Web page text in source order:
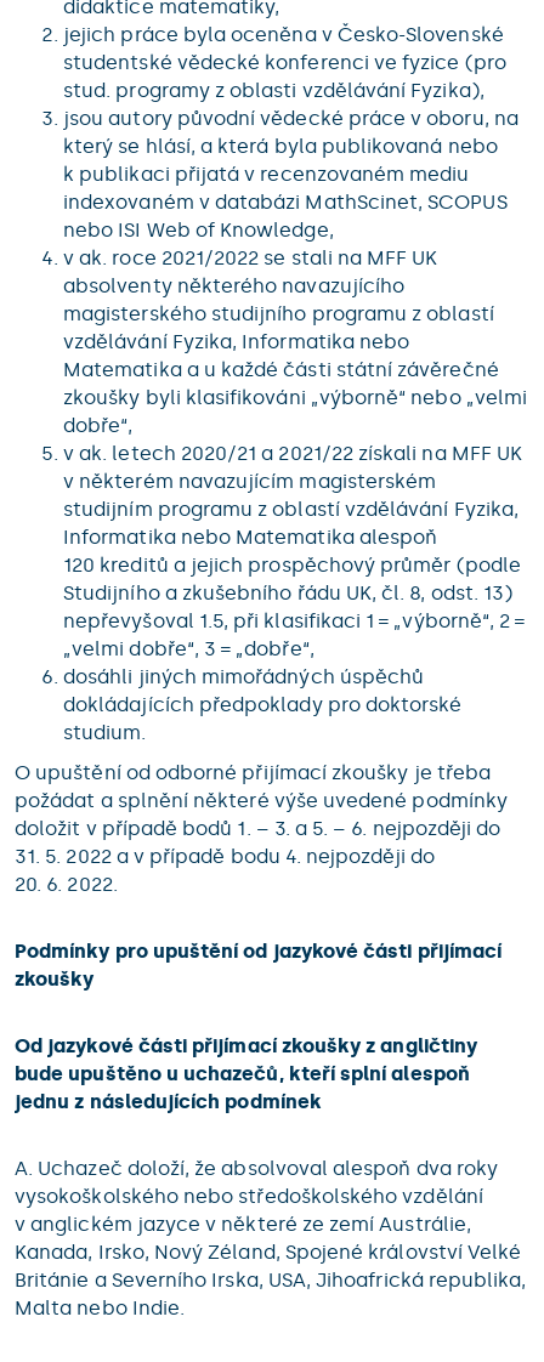
didaktice matematiky,
jejich práce byla oceněna v Česko-Slovenské
studentské vědecké konferenci ve fyzice (pro
stud. programy z oblasti vzdělávání Fyzika),
jsou autory původní vědecké práce v oboru, na
který se hlásí, a která byla publikovaná nebo
k publikaci přijatá v recenzovaném mediu
indexovaném v databázi MathScinet, SCOPUS
nebo ISI Web of Knowledge,
v ak. roce 2021/2022 se stali na MFF UK
absolventy některého navazujícího
magisterského studijního programu z oblastí
vzdělávání Fyzika, Informatika nebo
Matematika a u každé části státní závěrečné
zkoušky byli klasifikováni „výborně“ nebo „velmi
dobře“,
v ak. letech 2020/21 a 2021/22 získali na MFF UK
v některém navazujícím magisterském
studijním programu z oblastí vzdělávání Fyzika,
Informatika nebo Matematika alespoň
120 kreditů a jejich prospěchový průměr (podle
Studijního a zkušebního řádu UK, čl. 8, odst. 13)
nepřevyšoval 1.5, při klasifikaci 1 = „výborně“, 2 =
„velmi dobře“, 3 = „dobře“,
dosáhli jiných mimořádných úspěchů
dokládajících předpoklady pro doktorské
studium.
O upuštění od odborné přijímací zkoušky je třeba
požádat a splnění některé výše uvedené podmínky
doložit v případě bodů 1. – 3. a 5. – 6. nejpozději do
31. 5. 2022 a v případě bodu 4. nejpozději do
20. 6. 2022.
Podmínky pro upuštění od jazykové části přijímací
zkoušky
Od jazykové části přijímací zkoušky z angličtiny
bude upuštěno u uchazečů, kteří splní alespoň
jednu z následujících podmínek
A. Uchazeč doloží, že absolvoval alespoň dva roky
vysokoškolského nebo středoškolského vzdělání
v anglickém jazyce v některé ze zemí Austrálie,
Kanada, Irsko, Nový Zéland, Spojené království Velké
Británie a Severního Irska, USA, Jihoafrická republika,
Malta nebo Indie.